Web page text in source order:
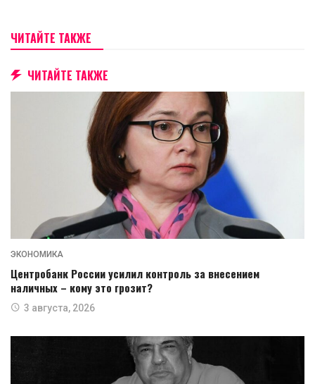
ЧИТАЙТЕ ТАКЖЕ
ЧИТАЙТЕ ТАКЖЕ
ЭКОНОМИКА
Центробанк России усилил контроль за внесением
наличных – кому это грозит?
3 августа, 2026